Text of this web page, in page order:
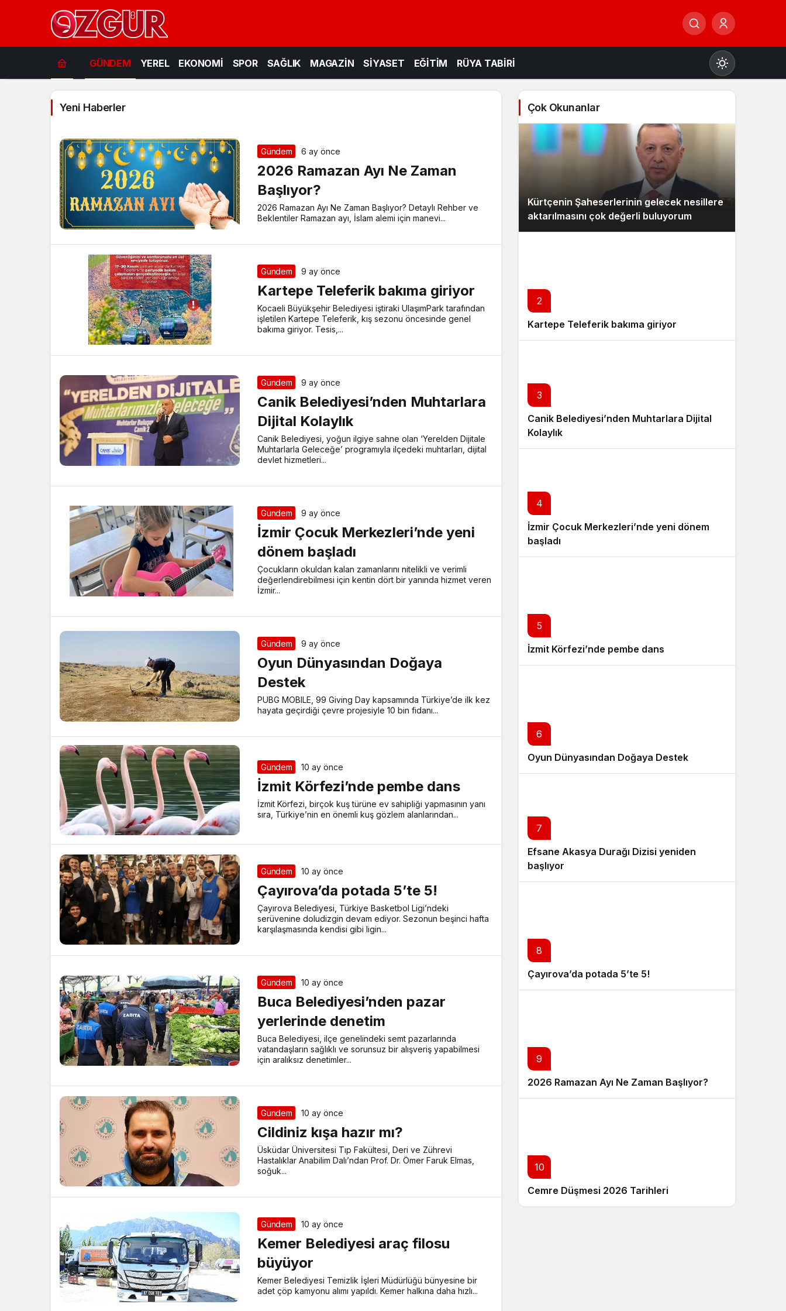
GÜNDEM YEREL EKONOMİ SPOR SAĞLIK MAGAZİN SİYASET EĞİTİM RÜYA TABİRİ
Gündüz Modu
Gündüz modunu seçin.
Gece Modu
Gece modunu seçin.
Yeni Haberler
Gündem 6 ay önce
2026 Ramazan Ayı Ne Zaman
Başlıyor?
2026 Ramazan Ayı Ne Zaman Başlıyor? Detaylı Rehber ve
Beklentiler Ramazan ayı, İslam alemi için manevi...
Gündem 9 ay önce
Kartepe Teleferik bakıma giriyor
Kocaeli Büyükşehir Belediyesi iştiraki UlaşımPark tarafından
işletilen Kartepe Teleferik, kış sezonu öncesinde genel
bakıma giriyor. Tesis,...
Gündem 9 ay önce
Canik Belediyesi’nden Muhtarlara
Dijital Kolaylık
Canik Belediyesi, yoğun ilgiye sahne olan ‘Yerelden Dijitale
Muhtarlarla Geleceğe’ programıyla ilçedeki muhtarları, dijital
devlet hizmetleri...
Gündem 9 ay önce
İzmir Çocuk Merkezleri’nde yeni
dönem başladı
Çocukların okuldan kalan zamanlarını nitelikli ve verimli
değerlendirebilmesi için kentin dört bir yanında hizmet veren
İzmir...
Gündem 9 ay önce
Oyun Dünyasından Doğaya
Destek
PUBG MOBILE, 99 Giving Day kapsamında Türkiye’de ilk kez
hayata geçirdiği çevre projesiyle 10 bin fidanı...
Gündem 10 ay önce
İzmit Körfezi’nde pembe dans
İzmit Körfezi, birçok kuş türüne ev sahipliği yapmasının yanı
sıra, Türkiye’nin en önemli kuş gözlem alanlarından...
Gündem 10 ay önce
Çayırova’da potada 5’te 5!
Çayırova Belediyesi, Türkiye Basketbol Ligi’ndeki
serüvenine doludizgin devam ediyor. Sezonun beşinci hafta
karşılaşmasında kendisi gibi ligin...
Gündem 10 ay önce
Buca Belediyesi’nden pazar
yerlerinde denetim
Buca Belediyesi, ilçe genelindeki semt pazarlarında
vatandaşların sağlıklı ve sorunsuz bir alışveriş yapabilmesi
için aralıksız denetimler...
Gündem 10 ay önce
Cildiniz kışa hazır mı?
Üsküdar Üniversitesi Tıp Fakültesi, Deri ve Zührevi
Hastalıklar Anabilim Dalı’ndan Prof. Dr. Ömer Faruk Elmas,
soğuk...
Gündem 10 ay önce
Kemer Belediyesi araç filosu
büyüyor
Kemer Belediyesi Temizlik İşleri Müdürlüğü bünyesine bir
adet çöp kamyonu alımı yapıldı. Kemer halkına daha hızlı...
Çok Okunanlar
Kürtçenin Şaheserlerinin gelecek nesillere
aktarılmasını çok değerli buluyorum
2
Kartepe Teleferik bakıma giriyor
3
Canik Belediyesi’nden Muhtarlara Dijital
Kolaylık
4
İzmir Çocuk Merkezleri’nde yeni dönem
başladı
5
İzmit Körfezi’nde pembe dans
6
Oyun Dünyasından Doğaya Destek
7
Efsane Akasya Durağı Dizisi yeniden
başlıyor
8
Çayırova’da potada 5’te 5!
9
2026 Ramazan Ayı Ne Zaman Başlıyor?
10
Cemre Düşmesi 2026 Tarihleri